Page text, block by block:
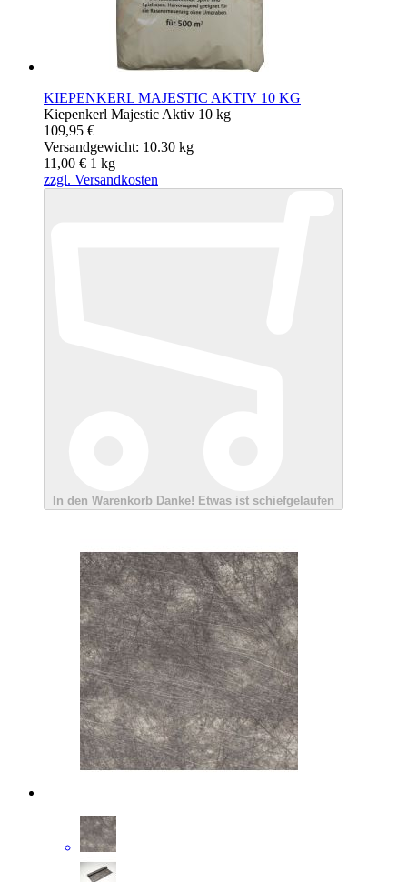
KIEPENKERL MAJESTIC AKTIV 10 KG
Kiepenkerl Majestic Aktiv 10 kg
109,95 €
Versandgewicht: 10.30 kg
11,00 € 1 kg
zzgl. Versandkosten
In den Warenkorb Danke! Etwas ist schiefgelaufen